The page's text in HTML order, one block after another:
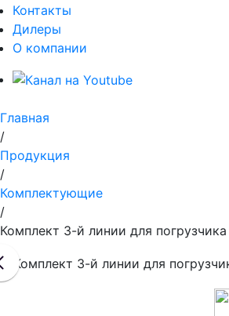
Контакты
Дилеры
О компании
Главная
/
Продукция
/
Комплектующие
/
Комплект 3-й линии для погрузчика